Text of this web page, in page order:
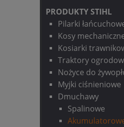
PRODUKTY STIHL
Pilarki
Kosy
Kosiarki
Traktory
Nożyce do
Myjki ciśnieniowe
Dmuchawy
Spalinowe